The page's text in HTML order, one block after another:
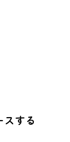
ス す る